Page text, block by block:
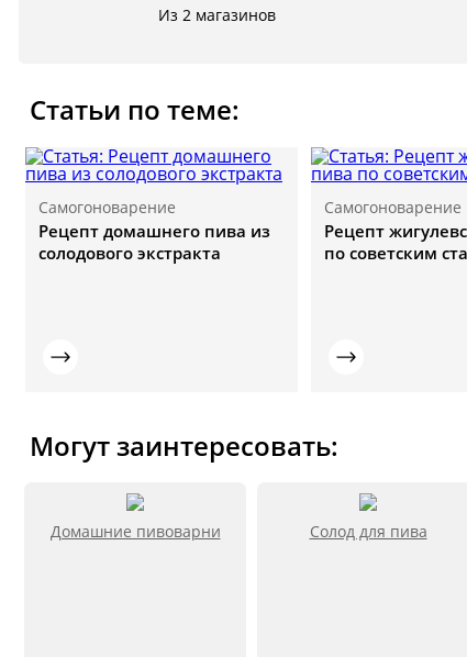
Из 2 магазинов
Статьи по теме:
Самогоноварение
Рецепт домашнего пива из
солодового экстракта
Самогоноварение
Рецепт
по советским
Могут заинтересовать:
Домашние пивоварни Солод для пива